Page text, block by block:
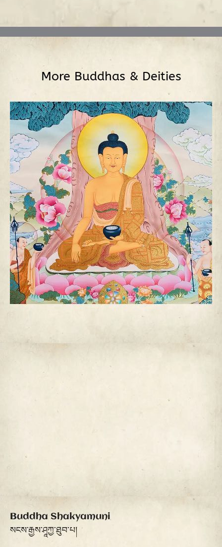
More Buddhas & Deities
Buddha Shakyamuni
སངས་རྒྱས་ཤཱཀྱ་ཐུབ་པ།